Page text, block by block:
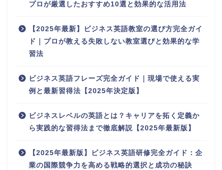
プロが厳選したおすすめ10選と効果的な活用法
【2025年最新】ビジネス英語教室の選び方完全ガイ
ド｜プロが教える失敗しない教室選びと効果的な学
習法
ビジネス英語フレーズ完全ガイド｜現場で使える実
例と最新習得法【2025年決定版】
ビジネスレベルの英語とは？キャリアを拓く定義か
ら実践的な習得法まで徹底解説【2025年最新版】
【2025年最新版】ビジネス英語研修完全ガイド：企
業の国際競争力を高める戦略的選択と成功の秘訣